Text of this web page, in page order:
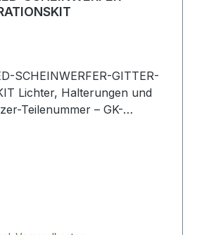
SCHEINWERFER-GITTER-
Lichter, Halterungen und
Teilenummer – GK-
und einen Zwei-Licht-